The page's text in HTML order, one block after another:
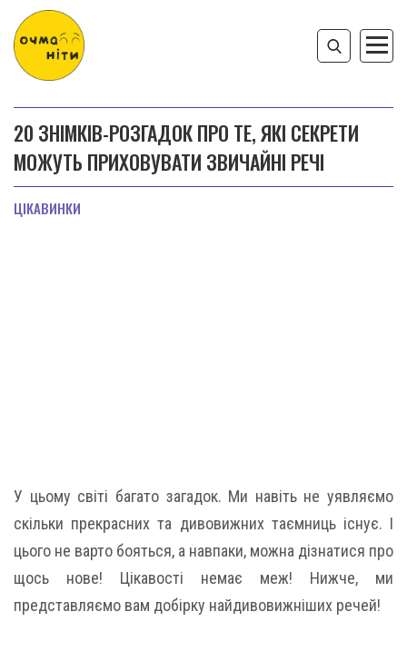
20 ЗНІМКІВ-РОЗГАДОК ПРО ТЕ, ЯКІ СЕКРЕТИ
МОЖУТЬ ПРИХОВУВАТИ ЗВИЧАЙНІ РЕЧІ
ЦІКАВИНКИ
У цьому світі багато загадок. Ми навіть не уявляємо
скільки прекрасних та дивовижних таємниць існує. І
цього не варто бояться, а навпаки, можна дізнатися про
щось нове! Цікавості немає меж! Нижче, ми
представляємо вам добірку найдивовижніших речей!